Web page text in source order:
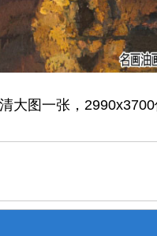
大图一张，